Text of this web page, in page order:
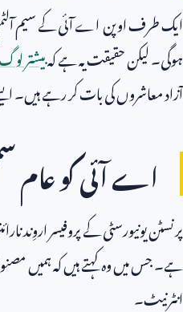
ایک طرف اوپن اے آئی کے سیم آلٹمین
ہوگی۔ لیکن حقیقت یہ ہے کہبیشتر
آزاد معاشروں کی بات کر رہے ہیں۔
اے آئی کو عام
پرنسٹن یونیورسٹی کے پروفیسر اروِند
ہے۔ جس میں وہ کہتے ہیں کہ ہمیں
انٹرنیٹ۔